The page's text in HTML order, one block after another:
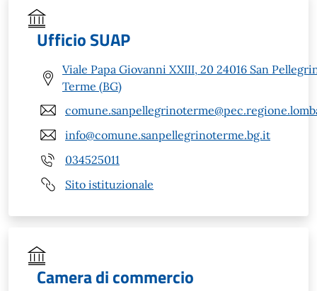
Ufficio SUAP
Viale Papa Giovanni XXIII, 20 24016 San
Terme (BG)
info@comune.sanpellegrinoterme.bg.it
034525011
Sito istituzionale
Camera di commercio